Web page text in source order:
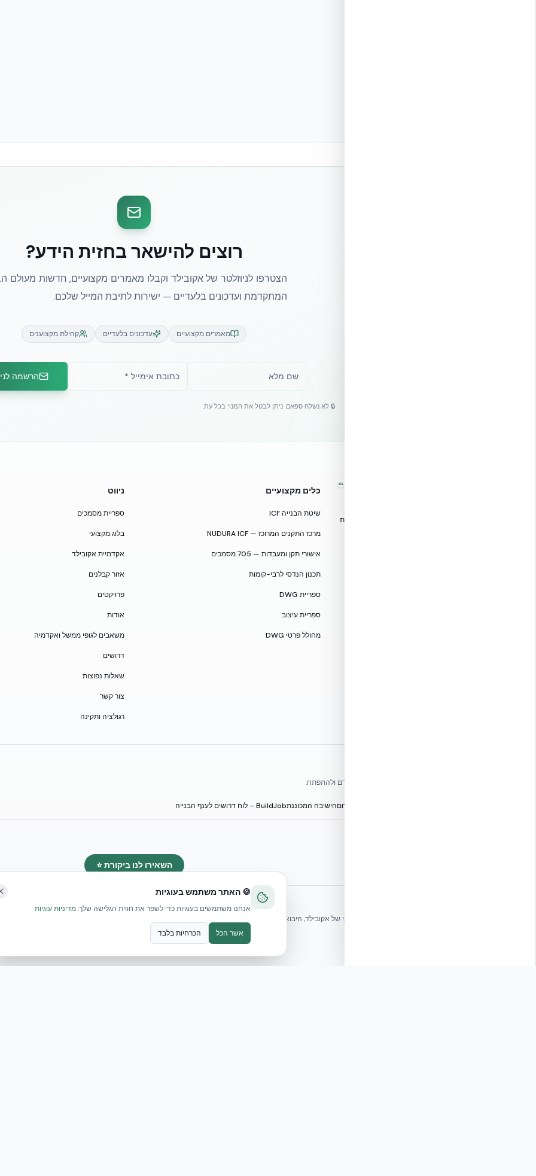
רוצים להישאר בחזית הידע?
הצטרפו לניוזלטר של אקובילד וקבלו מאמרים מקצועיים, חדשות מעולם
המתקדמת ועדכונים בלעדיים — ישירות לתיבת המייל שלכם.
מאמרים מקצועיים עדכונים בלעדיים קהילת מקצוענים
הרשמה
🔒 לא נשלח ספאם. ניתן לבטל את המנוי בכל עת.
™
טכנולוגיות בנייה מתקדמות, ספריות תכנון, הדרכה מקצועית
כלים מקצועיים
שיטת הבנייה ICF
מרכז התקנים המרוכז — NUDURA ICF
אישורי תקן ומעבדות — 705 מסמכים
תכנון הנדסי לרבי-קומות
ספריית DWG
ספריית עיצוב
מחולל פרטי DWG
ניווט
ספריית מסמכים
בלוג מקצועי
אקדמיית אקובילד
אזור קבלנים
פרויקטים
אודות
משאבים לגופי ממשל ואקדמיה
דרושים
שאלות נפוצות
צור קשר
רגולציה ותקינה
אנו עושים כל שביכולתנו לעזור לענף הבנייה בישראל להתקדם ולהתפתח.
מגילת הפורוםהישיבה המכוננתBuildJob – לוח דרושים לענף הבנייה
השאירו לנו ביקורת ⭐
🍪 האתר משתמש בעוגיות
אנחנו משתמשים בעוגיות כדי לשפר את חווית הגלישה שלך.מדיניות עוגיות
אשר הכל הכרחיות בלבד